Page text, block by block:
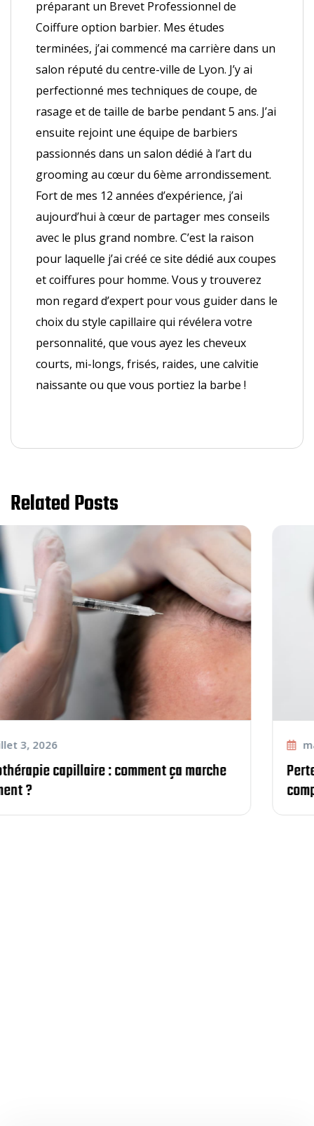
préparant un Brevet Professionnel de
Coiffure option barbier. Mes études
terminées, j’ai commencé ma carrière dans un
salon réputé du centre-ville de Lyon. J’y ai
perfectionné mes techniques de coupe, de
rasage et de taille de barbe pendant 5 ans. J’ai
ensuite rejoint une équipe de barbiers
passionnés dans un salon dédié à l’art du
grooming au cœur du 6ème arrondissement.
Fort de mes 12 années d’expérience, j’ai
aujourd’hui à cœur de partager mes conseils
avec le plus grand nombre. C’est la raison
pour laquelle j’ai créé ce site dédié aux coupes
et coiffures pour homme. Vous y trouverez
mon regard d’expert pour vous guider dans le
choix du style capillaire qui révélera votre
personnalité, que vous ayez les cheveux
courts, mi-longs, frisés, raides, une calvitie
naissante ou que vous portiez la barbe !
Related Posts
mai 29, 2026
Perte de cheveux chez l’homme et la femme :
comprendre les